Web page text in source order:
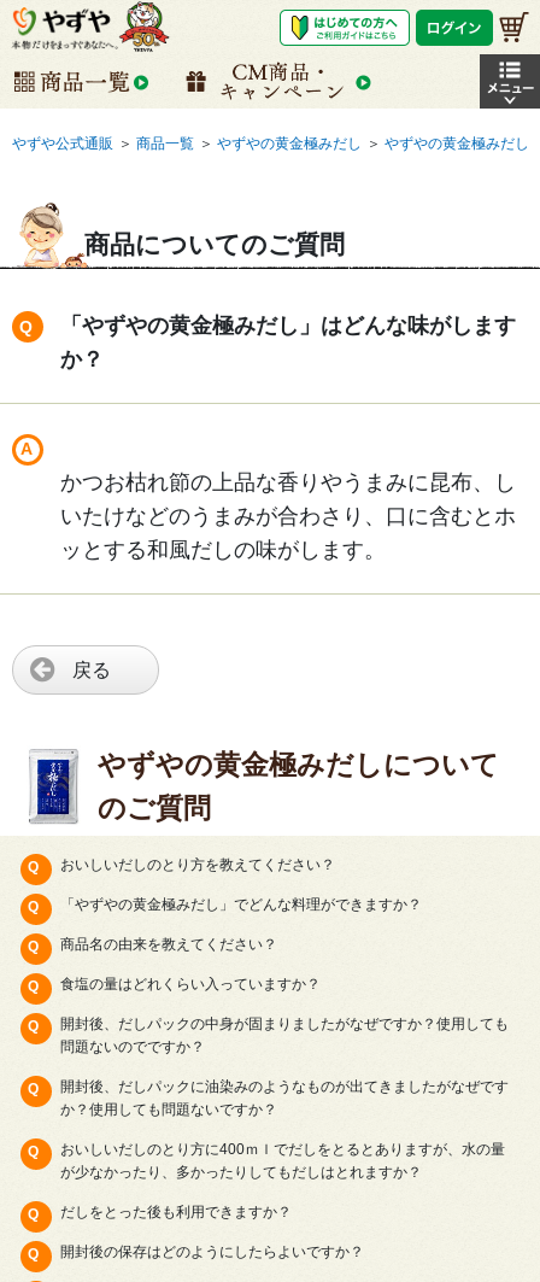
やずや公式通販 ＞ 商品一覧 ＞ やずやの黄金極みだし ＞ やずやの黄金極みだし
商品についてのご質問
「やずやの黄金極みだし」はどんな味がします
か？
かつお枯れ節の上品な香りやうまみに昆布、し
いたけなどのうまみが合わさり、口に含むとホ
ッとする和風だしの味がします。
戻る
やずやの黄金極みだしについて
のご質問
おいしいだしのとり方を教えてください？
「やずやの黄金極みだし」でどんな料理ができますか？
商品名の由来を教えてください？
食塩の量はどれくらい入っていますか？
開封後、だしパックの中身が固まりましたがなぜですか？使用しても
問題ないのでですか？
開封後、だしパックに油染みのようなものが出てきましたがなぜです
か？使用しても問題ないですか？
おいしいだしのとり方に400ｍｌでだしをとるとありますが、水の量
が少なかったり、多かったりしてもだしはとれますか？
だしをとった後も利用できますか？
開封後の保存はどのようにしたらよいですか？